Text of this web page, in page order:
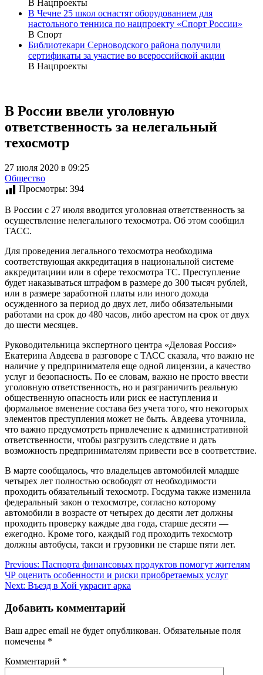
В Нацпроекты
В Чечне 25 школ оснастят оборудованием для
настольного тенниса по нацпроекту «Спорт России»
В Спорт
Библиотекари Серноводского района получили
сертификаты за участие во всероссийской акции
В Нацпроекты
В России ввели уголовную
ответственность за нелегальный
техосмотр
27 июля 2020 в 09:25
Общество
Просмотры: 394
В России с 27 июля вводится уголовная ответственность за
осуществление нелегального техосмотра. Об этом сообщил
ТАСС.
Для проведения легального техосмотра необходима
соответствующая аккредитация в национальной системе
аккредитациии или в сфере техосмотра ТС. Преступление
будет наказываться штрафом в размере до 300 тысяч рублей,
или в размере заработной платы или иного дохода
осужденного за период до двух лет, либо обязательными
работами на срок до 480 часов, либо арестом на срок от двух
до шести месяцев.
Руководительница экспертного центра «Деловая Россия»
Екатерина Авдеева в разговоре с ТАСС сказала, что важно не
наличие у предпринимателя еще одной лицензии, а качество
услуг и безопасность. По ее словам, важно не просто ввести
уголовную ответственность, но и разграничить реальную
общественную опасность или риск ее наступления и
формальное вменение состава без учета того, что некоторых
элементов преступления может не быть. Авдеева уточнила,
что важно предусмотреть привлечение к административной
ответственности, чтобы разгрузить следствие и дать
возможность предпринимателям привести все в соответствие.
В марте сообщалось, что владельцев автомобилей младше
четырех лет полностью освободят от необходимости
проходить обязательный техосмотр. Госдума также изменила
федеральный закон о техосмотре, согласно которому
автомобили в возрасте от четырех до десяти лет должны
проходить проверку каждые два года, старше десяти —
ежегодно. Кроме того, каждый год проходить техосмотр
должны автобусы, такси и грузовики не старше пяти лет.
Навигация
по
Previous: Паспорта финансовых продуктов помогут жителям
ЧР оценить особенности и риски приобретаемых услуг
Next: Въезд в Хой украсит арка
Добавить комментарий
Ваш адрес email не будет опубликован. Обязательные поля
помечены *
Комментарий *